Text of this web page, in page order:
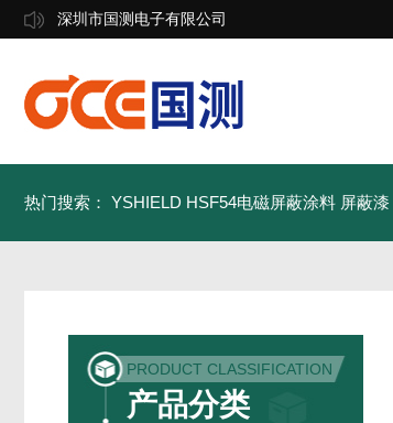
深圳市国测电子有限公司
热门搜索： YSHIELD HSF54电磁屏蔽涂料 屏蔽漆
PRODUCT CLASSIFICATION
产品分类